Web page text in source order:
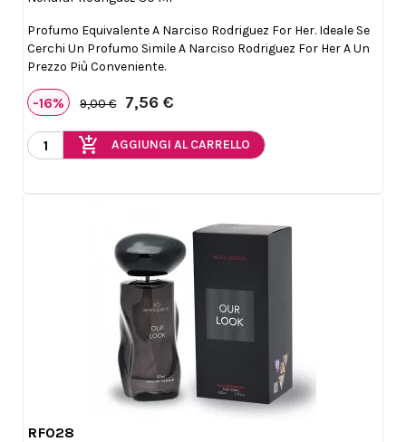
Profumo Equivalente A Narciso Rodriguez For Her. Ideale Se
Cerchi Un Profumo Simile A Narciso Rodriguez For Her A Un
Prezzo Più Conveniente.
-16% 9,00 € 7,56 €
add_shopping_cart AGGIUNGI AL CARRELLO
RF028